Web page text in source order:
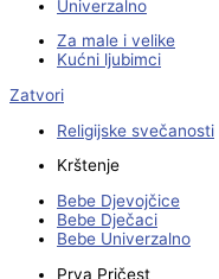
Univerzalno
Za male i velike
Kućni ljubimci
Zatvori
Religijske svečanosti
Krštenje
Bebe Djevojčice
Bebe Dječaci
Bebe Univerzalno
Prva Pričest